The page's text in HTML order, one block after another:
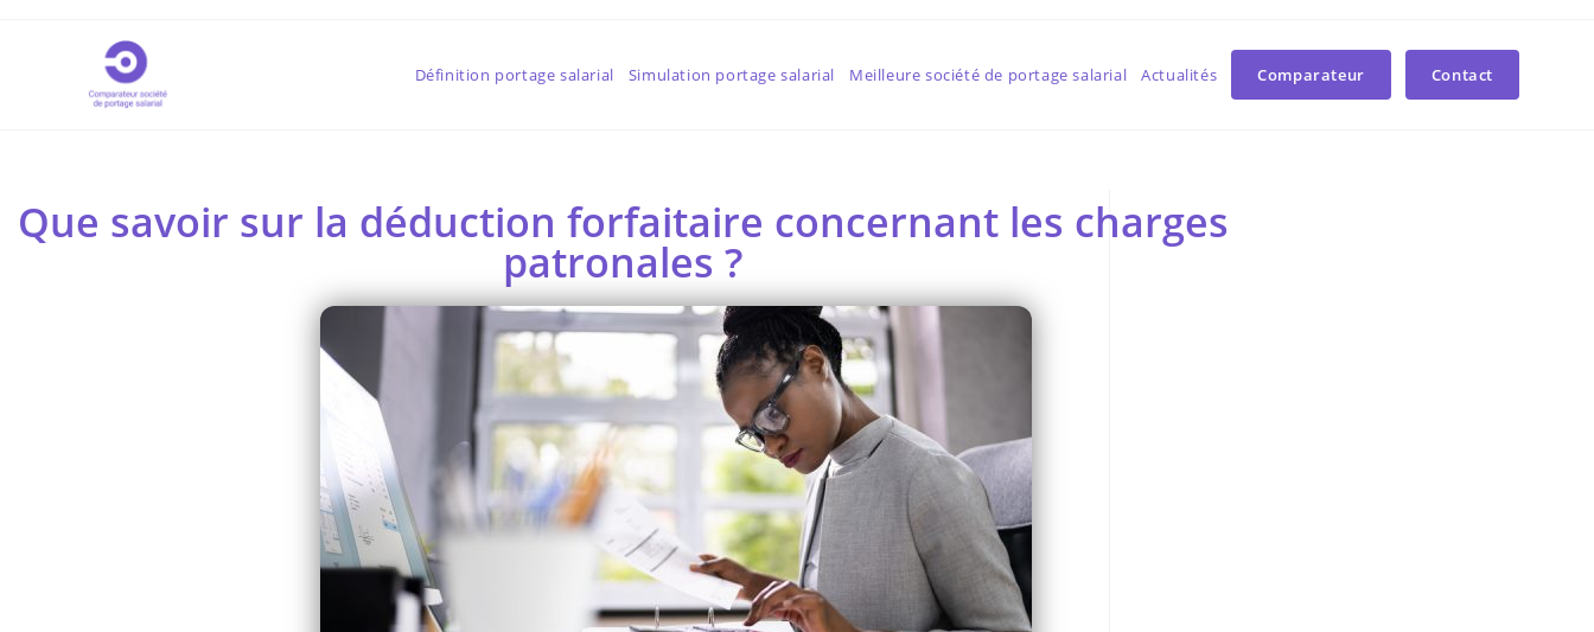
Définition portage salarial Simulation portage salarial Meilleure société de portage salarial Actualités Comparateur Contact
Que savoir sur la déduction forfaitaire concernant les charges
patronales ?